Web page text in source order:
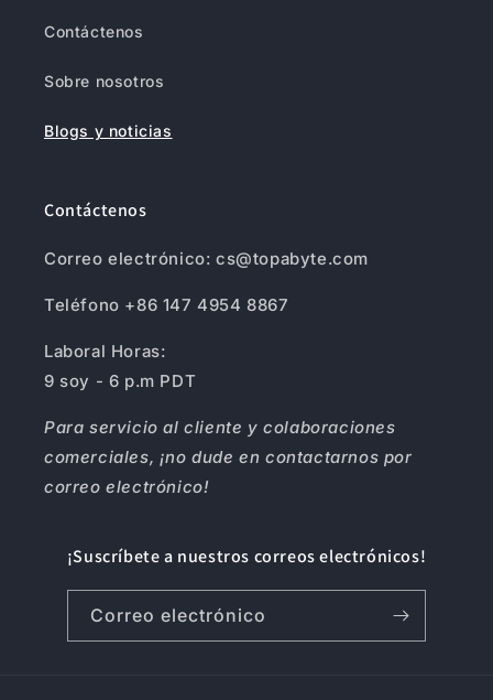
Contáctenos
Sobre nosotros
Blogs y noticias
Contáctenos
Correo electrónico: cs@topabyte.com
Teléfono +86 147 4954 8867
Laboral Horas:
9 soy - 6 p.m PDT
Para servicio al cliente y colaboraciones
comerciales, ¡no dude en contactarnos por
correo electrónico!
¡Suscríbete a nuestros correos electrónicos!
Correo electrónico